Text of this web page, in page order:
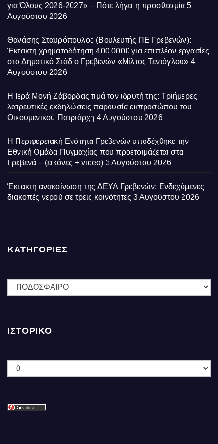
για Όλους 2026-2027» – Πότε λήγει η προσθεσμία 5
Αυγούστου 2026
Θανάσης Σταυρόπουλος (Βουλευτής ΠΕ Γρεβενών):
Έκτακτη χρηματοδότηση 400.000€ για επιπλέον εργασίες
στο Δημοτικό Στάδιο Γρεβενών «Μίλτος Τεντόγλου» 4
Αυγούστου 2026
Η Ιερά Μονή Ζάβορδας τιμά τον ιδρυτή της: Τριήμερες
λατρευτικές εκδηλώσεις παρουσία εκπροσώπου του
Οικουμενικού Πατριάρχη 4 Αυγούστου 2026
Η Περιφερειακή Ενότητα Γρεβενών υποδέχθηκε την
Εθνική Ομάδα Πυγμαχίας που προετοιμάζεται στα
Γρεβενά – (εικόνες + video) 3 Αυγούστου 2026
Έκτακτη ανακοίνωση της ΔΕΥΑ Γρεβενών: Ενδεχόμενες
διακοπές νερού σε τρεις κοινότητες 3 Αυγούστου 2026
ΚΑΤΗΓΟΡΙΕΣ
ΚΑΤΗΓΟΡΙΕΣ
ΙΣΤΟΡΙΚΌ
Ιστορικό